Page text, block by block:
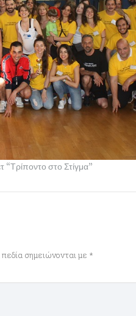
“Τρίποντο στο Στίγμα”
σημειώνονται με *